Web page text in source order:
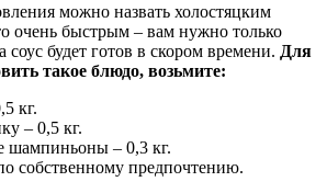
можно назвать холостяцким
очень быстрым – вам нужно только
соус будет готов в скором времени. Для
такое блюдо, возьмите:
кг.
– 0,5 кг.
шампиньоны – 0,3 кг.
собственному предпочтению.